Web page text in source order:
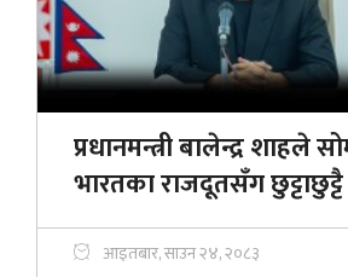
प्रधानमन्त्री बालेन्द्र शाहले
भारतका राजदूतसँग छुट्टाछुट्टै
आइतबार, साउन २४, २०८३